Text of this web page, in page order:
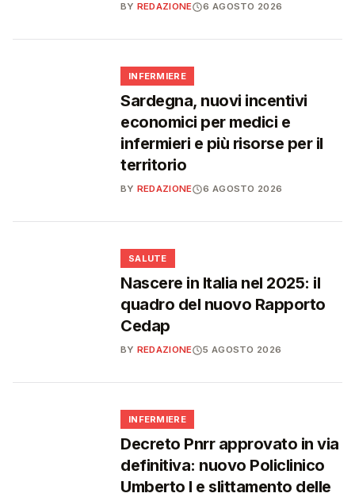
BY REDAZIONE 6 AGOSTO 2026
INFERMIERE
Sardegna, nuovi incentivi
economici per medici e
infermieri e più risorse per il
territorio
BY REDAZIONE 6 AGOSTO 2026
SALUTE
Nascere in Italia nel 2025: il
quadro del nuovo Rapporto
Cedap
BY REDAZIONE 5 AGOSTO 2026
INFERMIERE
Decreto Pnrr approvato in via
definitiva: nuovo Policlinico
Umberto I e slittamento delle